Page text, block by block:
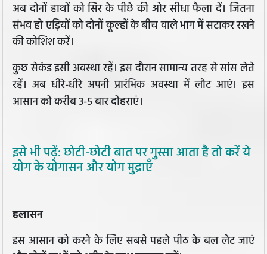
अब दोनों हाथों को सिर के पीछे की ओर सीधा फैला दें। जितना
संभव हो एड़ियों को दोनों कूल्हों के बीच वाले भाग में सटाकर रखने
की कोशिश करें।
कुछ सेकंड इसी अवस्था रहें। इस दौरान सामान्य तरह से सांस लेते
रहें। अब धीरे-धीरे अपनी प्रारंभिक अवस्था में लौट आएं। इस
आसान को करीब 3-5 बार दोहराएं।
इसे भी पढ़ें: छोटी-छोटी बात पर गुस्सा आता है तो करें ये
योग के योगासन और योग मुद्राएँ
हलासन
इस आसान को करने के लिए सबसे पहले पीठ के बल लेट जाएं